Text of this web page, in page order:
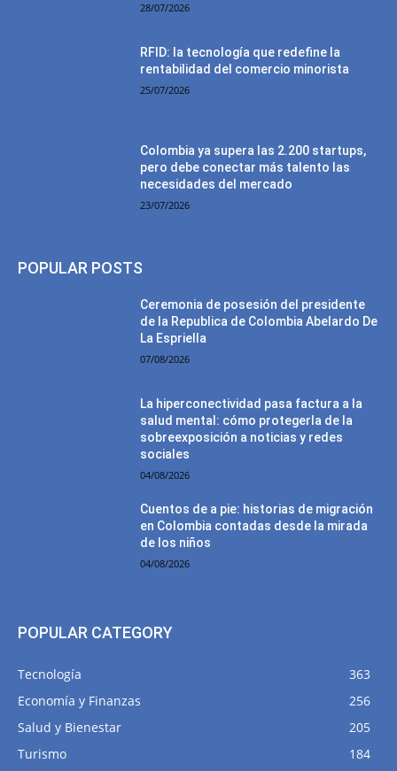
28/07/2026
RFID: la tecnología que redefine la
rentabilidad del comercio minorista
25/07/2026
Colombia ya supera las 2.200 startups,
pero debe conectar más talento las
necesidades del mercado
23/07/2026
POPULAR POSTS
Ceremonia de posesión del presidente
de la Republica de Colombia Abelardo De
La Espriella
07/08/2026
La hiperconectividad pasa factura a la
salud mental: cómo protegerla de la
sobreexposición a noticias y redes
sociales
04/08/2026
Cuentos de a pie: historias de migración
en Colombia contadas desde la mirada
de los niños
04/08/2026
POPULAR CATEGORY
Tecnología
363
Economía y Finanzas
256
Salud y Bienestar
205
Turismo
184